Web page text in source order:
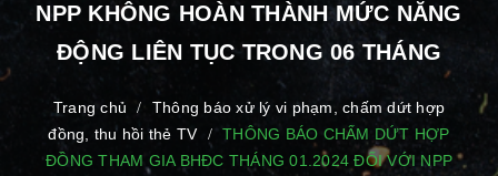
NPP KHÔNG HOÀN THÀNH MỨC NĂNG
ĐỘNG LIÊN TỤC TRONG 06 THÁNG
Trang chủ /
Thông báo xử lý vi phạm, chấm dứt hợp
đồng, thu hồi thẻ TV
/
THÔNG BÁO CHẤM DỨT HỢP
ĐỒNG THAM GIA BHĐC THÁNG 01.2024 ĐỐI VỚI NPP